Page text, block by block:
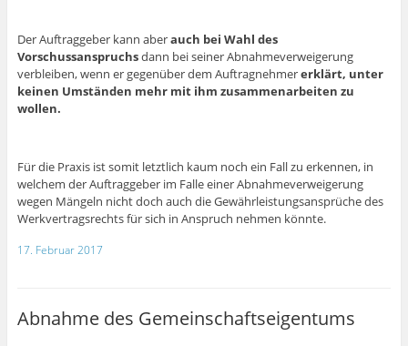
Der Auftraggeber kann aberauch bei Wahl des
Vorschussanspruchsdann bei seiner Abnahmeverweigerung
verbleiben, wenn er gegenüber dem Auftragnehmererklärt, unter
keinen Umständen mehr mit ihm zusammenarbeiten zu
wollen.
Für die Praxis ist somit letztlich kaum noch ein Fall zu erkennen, in
welchem der Auftraggeber im Falle einer Abnahmeverweigerung
wegen Mängeln nicht doch auch die Gewährleistungsansprüche des
Werkvertragsrechts für sich in Anspruch nehmen könnte.
17. Februar 2017
Abnahme des Gemeinschaftseigentums